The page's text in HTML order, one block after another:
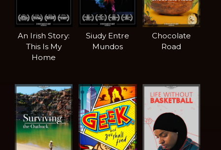
An Irish Story:
This Is My
Home
Siudy Entre
Mundos
Chocolate
Road